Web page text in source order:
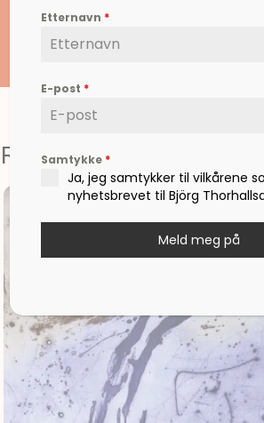
Relaterte produkter
Etternavn *
E-post *
Samtykke *
Ja, jeg samtykker til vilkårene
nyhetsbrevet til Björg
Meld meg på